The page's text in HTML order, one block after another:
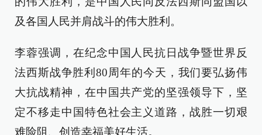
及各国人民并肩战斗的伟大胜利。
李蓉强调，在纪念中国人民抗日战争暨世界反
法西斯战争胜利80周年的今天，我们要弘扬伟
大抗战精神，在中国共产党的坚强领导下，坚
定不移走中国特色社会主义道路，战胜一切艰
难险阻、创造幸福美好生活。